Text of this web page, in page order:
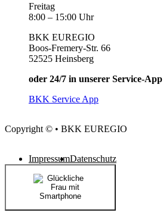
Freitag
8:00 – 15:00 Uhr
BKK EUREGIO
Boos-Fremery-Str. 66
52525 Heinsberg
oder 24/7 in unserer Service-App
BKK Service App
Copyright © • BKK EUREGIO
ImpressumDatenschutz